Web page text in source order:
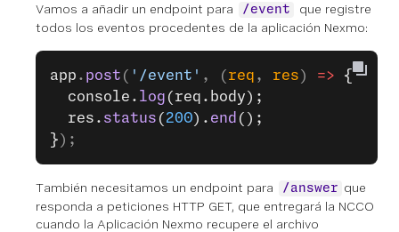
Vamos a añadir un endpoint para /event
que registre
todos los eventos procedentes de la aplicación Nexmo:
app . post ( '/event' , ( req , res ) => {
  console.
log (req.body);
  res.
status ( 200). end ();
} );
También necesitamos un endpoint para /answer que
responda a peticiones HTTP GET, que entregará la NCCO
cuando la Aplicación Nexmo recupere el archivo